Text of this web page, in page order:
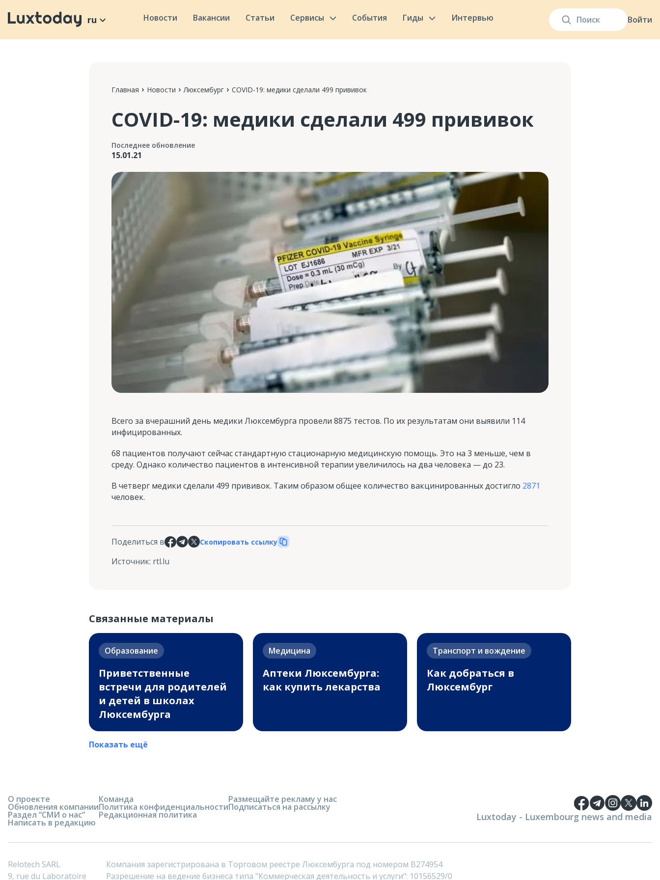
Войти
ru Новости Вакансии Статьи Сервисы События Гиды Интервью
Главная Новости Люксембург COVID-19: медики сделали 499 прививок
COVID-19: медики сделали 499 прививок
Последнее обновление
15.01.21
Всего за вчерашний день медики Люксембурга провели 8875 тестов. По их результатам они выявили 114
инфицированных.
68 пациентов получают сейчас стандартную стационарную медицинскую помощь. Это на 3 меньше, чем в
среду. Однако количество пациентов в интенсивной терапии увеличилось на два человека — до 23.
В четверг медики сделали 499 прививок. Таким образом общее количество вакцинированных достигло 2871
человек.
Поделиться в Скопировать ссылку
Источник: rtl.lu
Связанные материалы
Образование
Приветственные
встречи для родителей
и детей в школах
Люксембурга
Медицина
Аптеки Люксембурга:
как купить лекарства
Транспорт и вождение
Как добраться в
Люксембург
Показать ещё
О проекте
Обновления компании
Раздел “СМИ о нас”
Написать в редакцию
Команда
Политика конфиденциальности
Редакционная политика
Размещайте рекламу у нас
Подписаться на рассылку
Luxtoday - Luxembourg news and media
Relotech SARL
9, rue du Laboratoire
Компания зарегистрирована в Торговом реестре Люксембурга под номером B274954
Разрешение на ведение бизнеса типа "Коммерческая деятельность и услуги": 10156529/0